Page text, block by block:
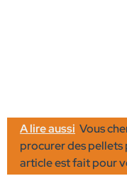
A lire aussi Vous
procurer des pellets
article est fait pour